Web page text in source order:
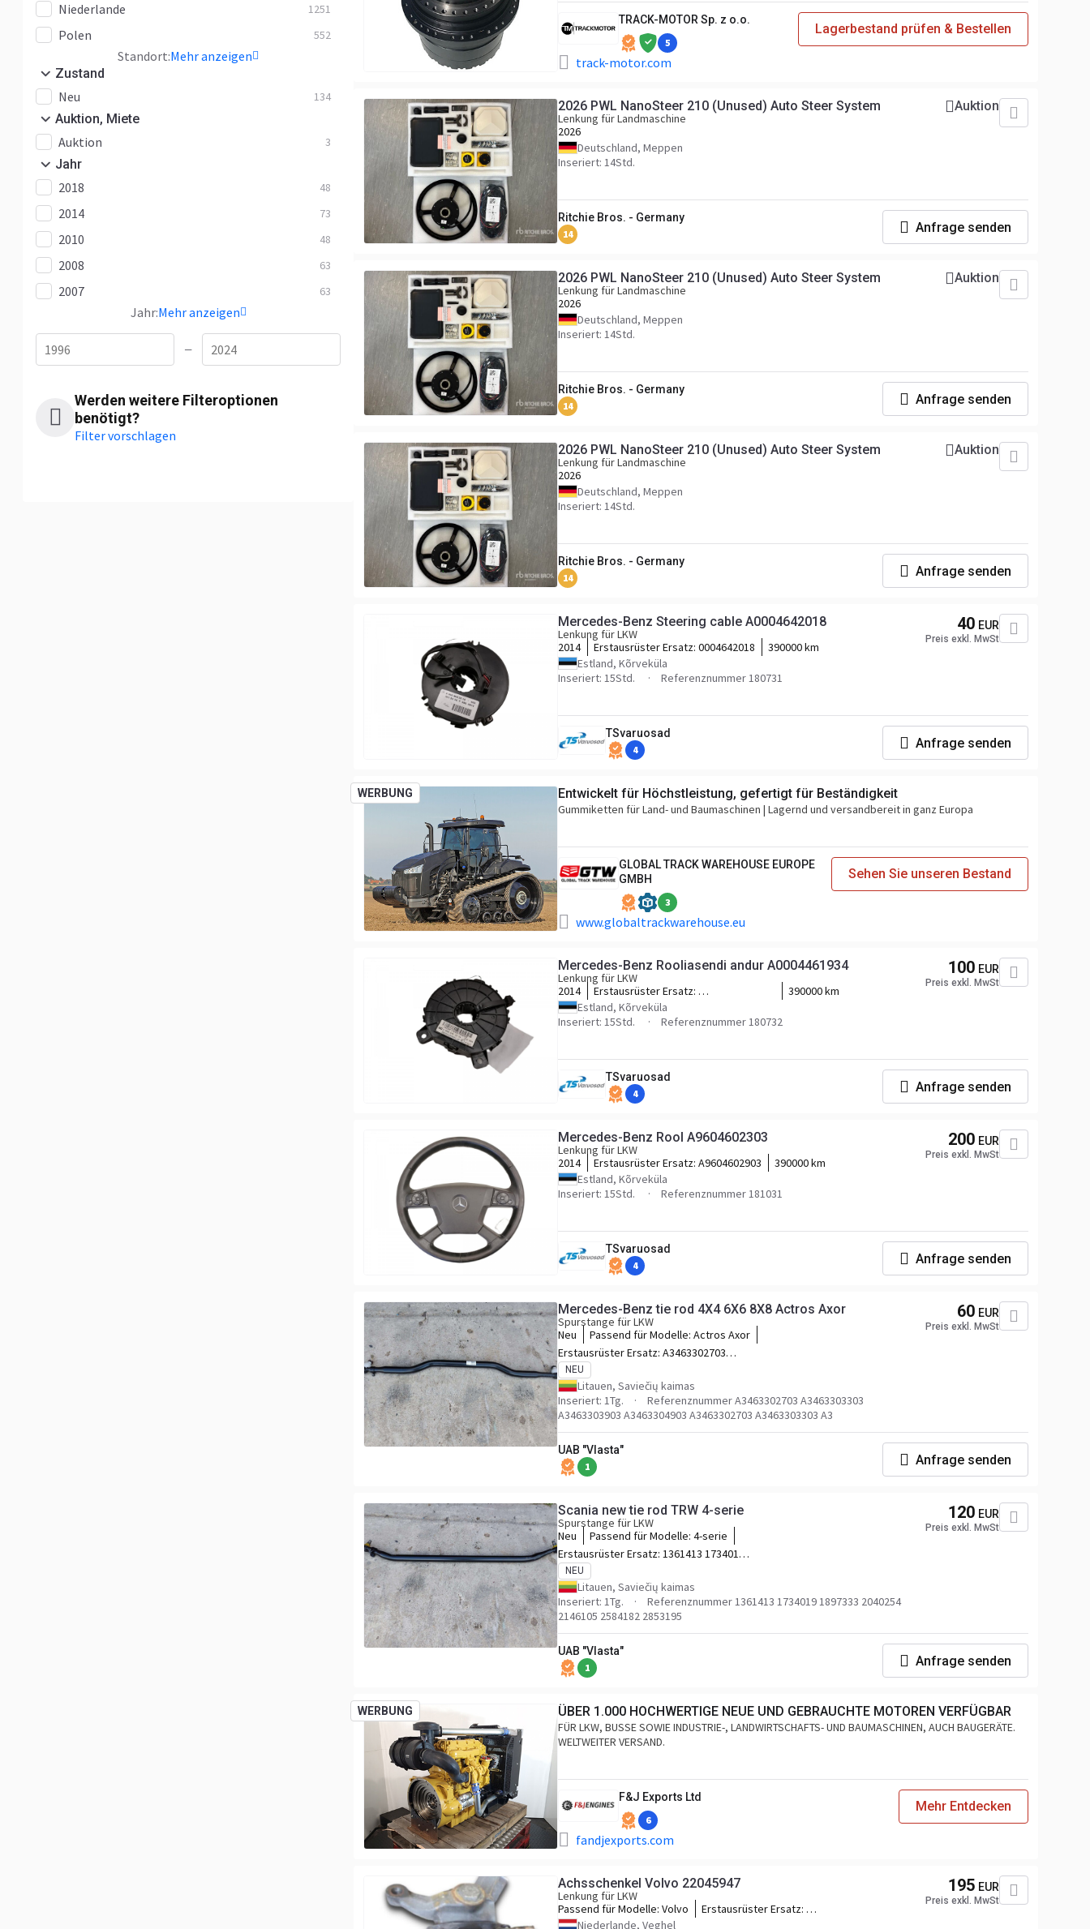
Niederlande 1251
Polen 552
Standort:Mehr anzeigen
Zustand
Neu 134
Auktion, Miete
Auktion 3
Jahr
2018 48
2014 73
2010 48
2008 63
2007 63
Jahr:Mehr anzeigen
—
Werden weitere Filteroptionen
benötigt?
Filter vorschlagen
TRACK-MOTOR Sp. z o.o.
5
track-motor.com
Lagerbestand prüfen & Bestellen
2026 PWL NanoSteer 210 (Unused) Auto Steer System
Lenkung für Landmaschine
2026
Deutschland, Meppen
Inseriert: 14Std.
Auktion
Ritchie Bros. - Germany
14 Anfrage senden
2026 PWL NanoSteer 210 (Unused) Auto Steer System
Lenkung für Landmaschine
2026
Deutschland, Meppen
Inseriert: 14Std.
Auktion
Ritchie Bros. - Germany
14 Anfrage senden
2026 PWL NanoSteer 210 (Unused) Auto Steer System
Lenkung für Landmaschine
2026
Deutschland, Meppen
Inseriert: 14Std.
Auktion
Ritchie Bros. - Germany
14 Anfrage senden
Mercedes-Benz Steering cable A0004642018
Lenkung für LKW
2014
Erstausrüster Ersatz: 0004642018
390000 km
Estland, Kõrveküla
Inseriert: 15Std.
Referenznummer 180731
40 EUR
Preis exkl. MwSt
TSvaruosad
4 Anfrage senden
WERBUNG Entwickelt für Höchstleistung, gefertigt für Beständigkeit
Gummiketten für Land- und Baumaschinen | Lagernd und versandbereit in ganz Europa
GLOBAL TRACK WAREHOUSE EUROPE
GMBH
3
www.globaltrackwarehouse.eu
Sehen Sie unseren Bestand
Mercedes-Benz Rooliasendi andur A0004461934
Lenkung für LKW
2014
Erstausrüster Ersatz:
A0004462134,0004461934,0004462134
390000 km
Estland, Kõrveküla
Inseriert: 15Std.
Referenznummer 180732
100 EUR
Preis exkl. MwSt
TSvaruosad
4 Anfrage senden
Mercedes-Benz Rool A9604602303
Lenkung für LKW
2014
Erstausrüster Ersatz: A9604602903
390000 km
Estland, Kõrveküla
Inseriert: 15Std.
Referenznummer 181031
200 EUR
Preis exkl. MwSt
TSvaruosad
4 Anfrage senden
Mercedes-Benz tie rod 4X4 6X6 8X8 Actros Axor
Spurstange für LKW
Neu
Passend für Modelle: Actros Axor
Erstausrüster Ersatz: A3463302703
A3463303303 A3463303903 A3463304903
A3463302703 A3463303303 A3463303903
A3463304903 A6253303203 A6253303203
A9443301703 A9443301703
NEU
Litauen, Saviečių kaimas
Inseriert: 1Tg.
Referenznummer A3463302703 A3463303303
A3463303903 A3463304903 A3463302703 A3463303303 A3
60 EUR
Preis exkl. MwSt
UAB "Vlasta"
1 Anfrage senden
Scania new tie rod TRW 4-serie
Spurstange für LKW
Neu
Passend für Modelle: 4-serie
Erstausrüster Ersatz: 1361413 1734019
1897333 2040254 2146105 2584182
2853195
NEU
Litauen, Saviečių kaimas
Inseriert: 1Tg.
Referenznummer 1361413 1734019 1897333 2040254
2146105 2584182 2853195
120 EUR
Preis exkl. MwSt
UAB "Vlasta"
1 Anfrage senden
WERBUNG ÜBER 1.000 HOCHWERTIGE NEUE UND GEBRAUCHTE MOTOREN VERFÜGBAR
FÜR LKW, BUSSE SOWIE INDUSTRIE-, LANDWIRTSCHAFTS- UND BAUMASCHINEN, AUCH BAUGERÄTE.
WELTWEITER VERSAND.
F&J Exports Ltd
6
fandjexports.com
Mehr Entdecken
Achsschenkel Volvo 22045947
Lenkung für LKW
Passend für Modelle: Volvo
Erstausrüster Ersatz:
Niederlande, Veghel
195 EUR
Preis exkl. MwSt